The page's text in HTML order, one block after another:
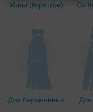
Мини (короткое) Со
Для беременных